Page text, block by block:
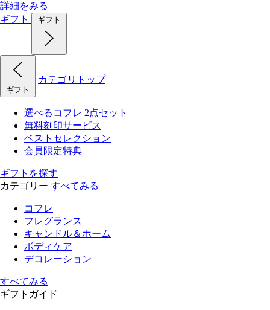
詳細をみる
ギフト
ギフト
ギフト
カテゴリトップ
選べるコフレ 2点セット
無料刻印サービス
ベストセレクション
会員限定特典
ギフトを探す
カテゴリー すべてみる
コフレ
フレグランス
キャンドル＆ホーム
ボディケア
デコレーション
すべてみる
ギフトガイド